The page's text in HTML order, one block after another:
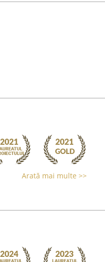
Arată mai multe >>